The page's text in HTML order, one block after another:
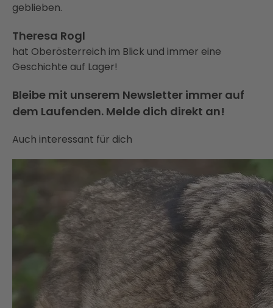
geblieben.
Theresa Rogl
hat Oberösterreich im Blick und immer eine
Geschichte auf Lager!
Bleibe mit unserem Newsletter immer auf
dem Laufenden. Melde dich direkt an!
Auch interessant für dich